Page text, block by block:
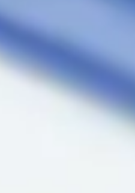
Bocokić Niš
(018) 572-795
kontakt@privatnaklinika.rs
Nikoletine Bursaća 8,